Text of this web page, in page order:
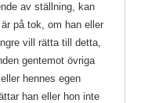
av ställning, kan
på tok, om han eller
vill rätta till detta,
gentemot övriga
hennes egen
han eller hon inte